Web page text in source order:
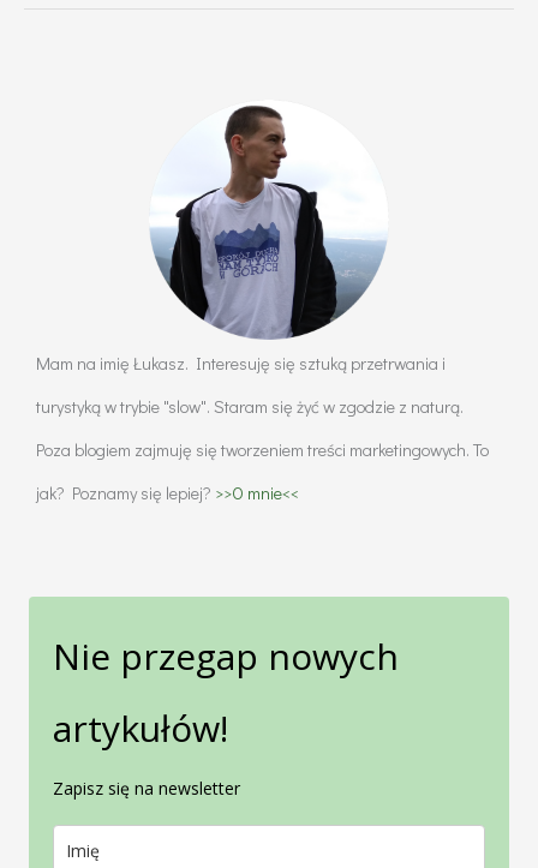
w
formę
w
domowych
warunkach
Mam na imię Łukasz. Interesuję się sztuką przetrwania i
turystyką w trybie "slow". Staram się żyć w zgodzie z naturą.
Poza blogiem zajmuję się tworzeniem treści marketingowych. To
jak? Poznamy się lepiej? >>O mnie<<
Nie przegap nowych
artykułów!
Zapisz się na newsletter